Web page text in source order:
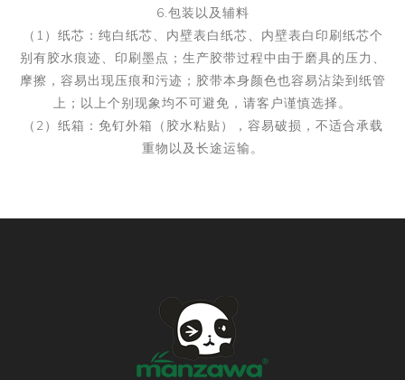
6.包装以及辅料
（1）纸芯：纯白纸芯、内壁表白纸芯、内壁表白印刷纸芯个
别有胶水痕迹、印刷墨点；生产胶带过程中由于磨具的压力、
摩擦，容易出现压痕和污迹；胶带本身颜色也容易沾染到纸管
上；以上个别现象均不可避免，请客户谨慎选择。
（2）纸箱：免钉外箱（胶水粘贴），容易破损，不适合承载
重物以及长途运输。